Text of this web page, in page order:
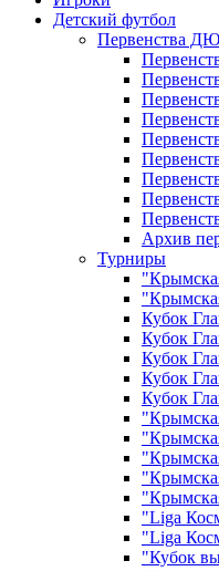
Детский футбол
Первенства
Архив
Турниры
Кубок
Кубок
Кубок
Кубок
Кубок
"Liga
"Liga
"Кубок